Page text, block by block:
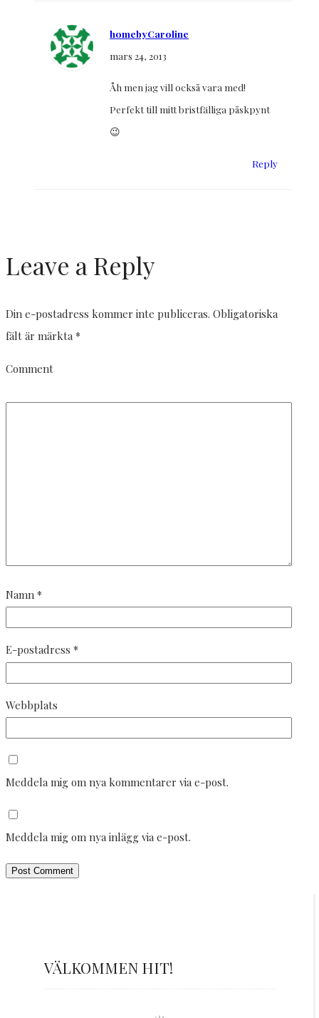
homebyCaroline
mars 24, 2013
Åh men jag vill också vara med!
Perfekt till mitt bristfälliga påskpynt
😉
Reply
Leave a Reply
Din e-postadress kommer inte publiceras. Obligatoriska
fält är märkta *
Comment
Namn *
E-postadress *
Webbplats
Meddela mig om nya kommentarer via e-post.
Meddela mig om nya inlägg via e-post.
VÄLKOMMEN HIT!